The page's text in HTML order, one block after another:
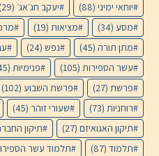
יוחאי ימיני (88) יעקב חג׳אג׳ (29)
מסע (34) מציאות (19)
מתן תורה (45) נפש (24)
עשר הספירות (105) פנימיות (45)
פרשת (27) פרשת השבוע (102)
רוחניות (73) שעורי זוהר (45)
תיקון האגואיזם (27) תיקון
תלמוד (87) תלמוד עשר